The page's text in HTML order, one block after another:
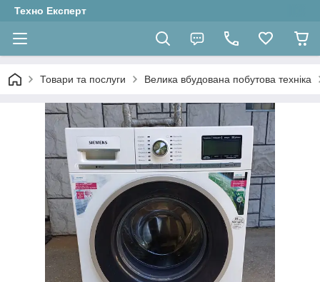
Техно Експерт
Товари та послуги Велика вбудована побутова техніка